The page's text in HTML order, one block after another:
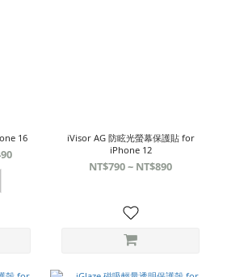
16
iVisor AG 防眩光螢幕保護貼 for
iPhone 12
NT$790 ~ NT$890